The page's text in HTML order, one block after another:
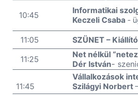
10:45
Informatikai
Keczeli Csaba -
11:05
SZÜNET –
11:25
Net nélkül
Dér István-
11:45
Vállalkozások
Szilágyi Norbert